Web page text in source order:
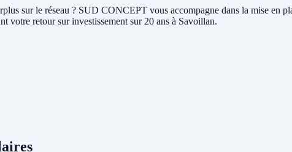
sur le réseau ? SUD CONCEPT vous accompagne dans la mise en
votre retour sur investissement sur 20 ans à Savoillan.